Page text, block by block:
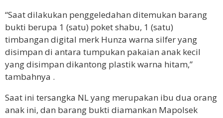
“Saat dilakukan penggeledahan ditemukan barang
bukti berupa 1 (satu) poket shabu, 1 (satu)
timbangan digital merk Hunza warna silfer yang
disimpan di antara tumpukan pakaian anak kecil
yang disimpan dikantong plastik warna hitam,”
tambahnya .
Saat ini tersangka NL yang merupakan ibu dua orang
anak ini, dan barang bukti diamankan Mapolsek